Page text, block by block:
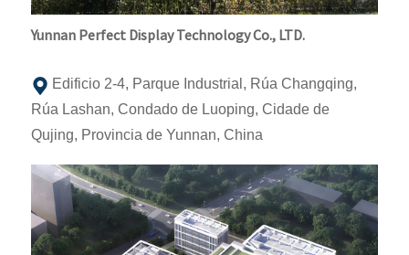
Yunnan Perfect Display Technology Co., LTD.
Edificio 2-4, Parque Industrial, Rúa Changqing,
Rúa Lashan, Condado de Luoping, Cidade de
Qujing, Provincia de Yunnan, China